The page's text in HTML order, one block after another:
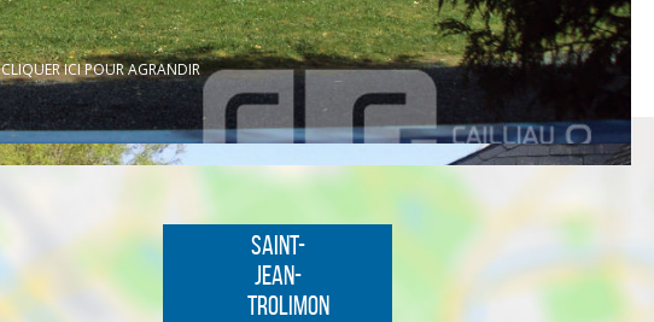
CLIQUER ICI POUR AGRANDIR
Saint-
Jean-
Trolimon